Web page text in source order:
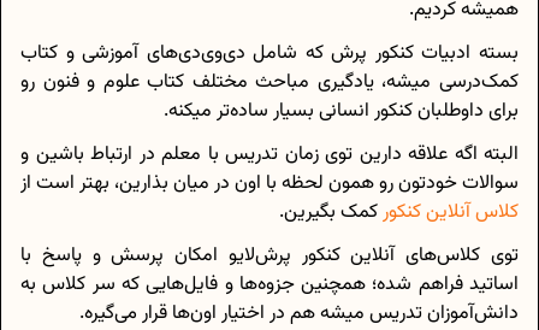
همیشه کردیم.
بسته ادبیات کنکور پرش که شامل دی‌وی‌دی‌های آموزشی و کتاب
کمک‌درسی میشه، یادگیری مباحث مختلف کتاب علوم و فنون رو
برای داوطلبان کنکور انسانی بسیار ساده‌تر میکنه.
البته اگه علاقه دارین توی زمان تدریس با معلم در ارتباط باشین و
سوالات خودتون رو همون لحظه با اون در میان بذارین، بهتر است از
کلاس آنلاین کنکورکمک بگیرین.
توی کلاس‌های آنلاین کنکور پرش‌لایو امکان پرسش و پاسخ با
اساتید فراهم شده؛ همچنین جزوه‌ها و فایل‌هایی که سر کلاس به
دانش‌آموزان تدریس میشه هم در اختیار اون‌ها قرار می‌گیره.